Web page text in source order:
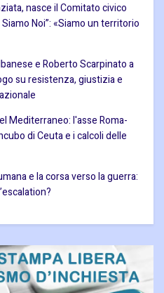
nasce il Comitato civico
Noi”: «Siamo un territorio
e Roberto Scarpinato a
su resistenza, giustizia e
Mediterraneo: l'asse Roma-
di Ceuta e i calcoli delle
e la corsa verso la guerra: